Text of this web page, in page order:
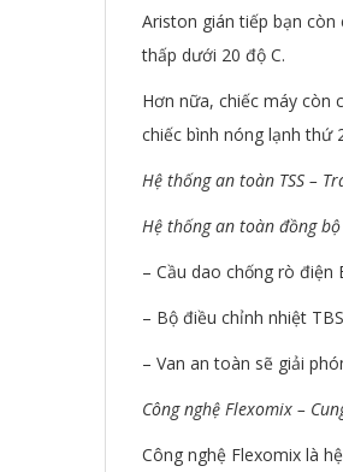
Ariston gián tiếp bạn
thấp dưới 20 độ C.
Hơn nữa, chiếc máy còn
chiếc bình nóng lạnh thứ
Hệ thống an toàn TSS –
Hệ thống an toàn đồng bộ
– Cầu dao chống rò điện
– Bộ điều chỉnh nhiệt
– Van an toàn sẽ giải
Công nghệ Flexomix –
Công nghệ Flexomix là